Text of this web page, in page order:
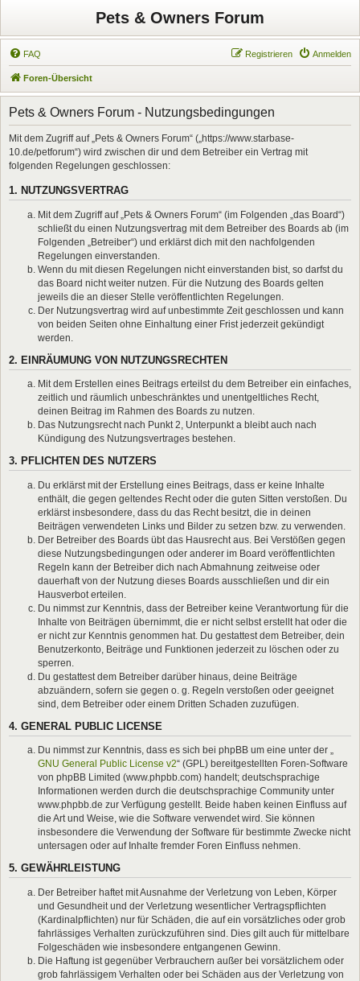
Pets & Owners Forum
FAQ Anmelden
Registrieren
Foren-Übersicht
Pets & Owners Forum - Nutzungsbedingungen
Mit dem Zugriff auf „Pets & Owners Forum“ („https://www.starbase-
10.de/petforum“) wird zwischen dir und dem Betreiber ein Vertrag mit
folgenden Regelungen geschlossen:
1. NUTZUNGSVERTRAG
Mit dem Zugriff auf „Pets & Owners Forum“ (im Folgenden „das Board“)
schließt du einen Nutzungsvertrag mit dem Betreiber des Boards ab (im
Folgenden „Betreiber“) und erklärst dich mit den nachfolgenden
Regelungen einverstanden.
Wenn du mit diesen Regelungen nicht einverstanden bist, so darfst du
das Board nicht weiter nutzen. Für die Nutzung des Boards gelten
jeweils die an dieser Stelle veröffentlichten Regelungen.
Der Nutzungsvertrag wird auf unbestimmte Zeit geschlossen und kann
von beiden Seiten ohne Einhaltung einer Frist jederzeit gekündigt
werden.
2. EINRÄUMUNG VON NUTZUNGSRECHTEN
Mit dem Erstellen eines Beitrags erteilst du dem Betreiber ein einfaches,
zeitlich und räumlich unbeschränktes und unentgeltliches Recht,
deinen Beitrag im Rahmen des Boards zu nutzen.
Das Nutzungsrecht nach Punkt 2, Unterpunkt a bleibt auch nach
Kündigung des Nutzungsvertrages bestehen.
3. PFLICHTEN DES NUTZERS
Du erklärst mit der Erstellung eines Beitrags, dass er keine Inhalte
enthält, die gegen geltendes Recht oder die guten Sitten verstoßen. Du
erklärst insbesondere, dass du das Recht besitzt, die in deinen
Beiträgen verwendeten Links und Bilder zu setzen bzw. zu verwenden.
Der Betreiber des Boards übt das Hausrecht aus. Bei Verstößen gegen
diese Nutzungsbedingungen oder anderer im Board veröffentlichten
Regeln kann der Betreiber dich nach Abmahnung zeitweise oder
dauerhaft von der Nutzung dieses Boards ausschließen und dir ein
Hausverbot erteilen.
Du nimmst zur Kenntnis, dass der Betreiber keine Verantwortung für die
Inhalte von Beiträgen übernimmt, die er nicht selbst erstellt hat oder die
er nicht zur Kenntnis genommen hat. Du gestattest dem Betreiber, dein
Benutzerkonto, Beiträge und Funktionen jederzeit zu löschen oder zu
sperren.
Du gestattest dem Betreiber darüber hinaus, deine Beiträge
abzuändern, sofern sie gegen o. g. Regeln verstoßen oder geeignet
sind, dem Betreiber oder einem Dritten Schaden zuzufügen.
4. GENERAL PUBLIC LICENSE
Du nimmst zur Kenntnis, dass es sich bei phpBB um eine unter der „
GNU General Public License v2“ (GPL) bereitgestellten Foren-Software
von phpBB Limited (www.phpbb.com) handelt; deutschsprachige
Informationen werden durch die deutschsprachige Community unter
www.phpbb.de zur Verfügung gestellt. Beide haben keinen Einfluss auf
die Art und Weise, wie die Software verwendet wird. Sie können
insbesondere die Verwendung der Software für bestimmte Zwecke nicht
untersagen oder auf Inhalte fremder Foren Einfluss nehmen.
5. GEWÄHRLEISTUNG
Der Betreiber haftet mit Ausnahme der Verletzung von Leben, Körper
und Gesundheit und der Verletzung wesentlicher Vertragspflichten
(Kardinalpflichten) nur für Schäden, die auf ein vorsätzliches oder grob
fahrlässiges Verhalten zurückzuführen sind. Dies gilt auch für mittelbare
Folgeschäden wie insbesondere entgangenen Gewinn.
Die Haftung ist gegenüber Verbrauchern außer bei vorsätzlichem oder
grob fahrlässigem Verhalten oder bei Schäden aus der Verletzung von